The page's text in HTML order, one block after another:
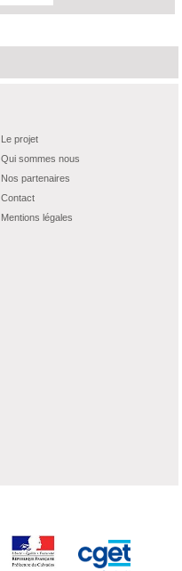
Le projet
Qui sommes nous
Nos partenaires
Contact
Mentions légales